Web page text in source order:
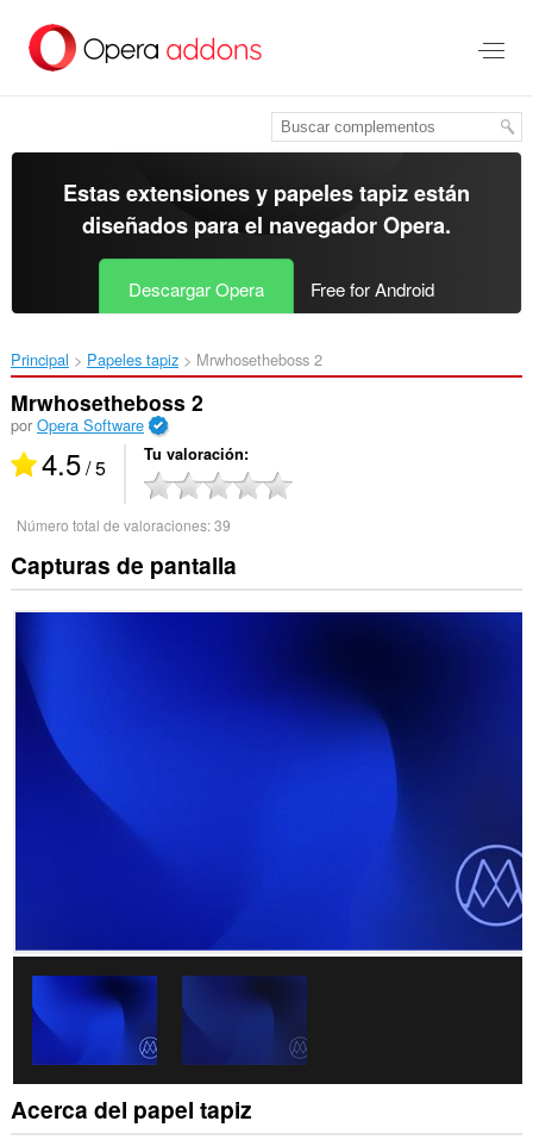
contenido
Estas extensiones y papeles tapiz están
diseñados para el navegador Opera.
Descargar Opera Free for Android
Principal Papeles tapiz Mrwhosetheboss 2‎
Mrwhosetheboss 2
por Opera Software
4.5/ 5 Tu valoración
Número total de valoraciones:39
Capturas de pantalla
Acerca del papel tapiz